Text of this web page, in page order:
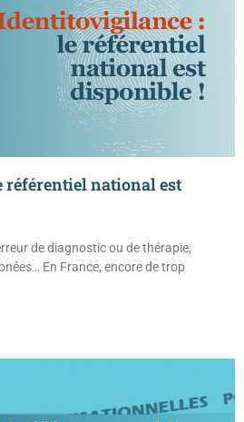
national est
de diagnostic ou de thérapie,
En France, encore de trop